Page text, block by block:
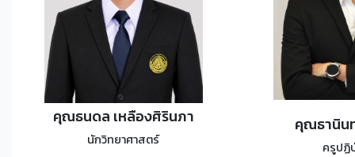
คุณธนดล เหลืองศิรินภา
นักวิทยาศาสตร์
คุณธานิน
ครูปฏิ